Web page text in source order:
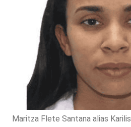
Maritza Flete Santana alias Karilis